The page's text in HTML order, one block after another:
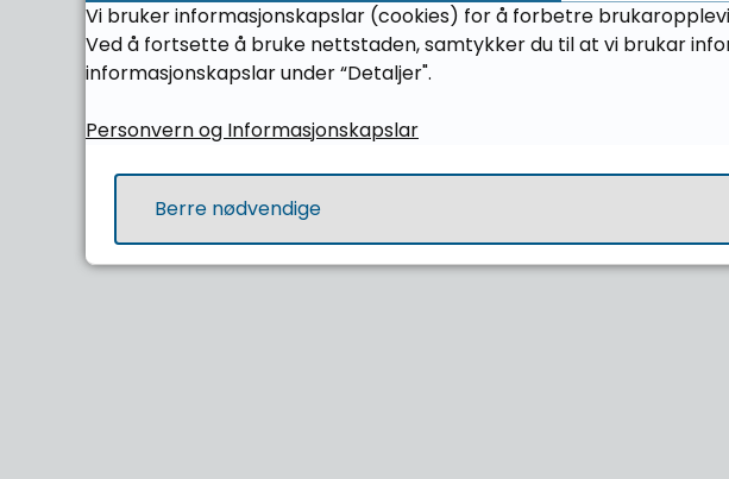
Vi bruker informasjonskapslar (cookies) for å forbetre
Ved å fortsette å bruke nettstaden, samtykker du til at vi brukar
informasjonskapslar under “Detaljer".
Personvern og Informasjonskapslar
Berre nødvendige